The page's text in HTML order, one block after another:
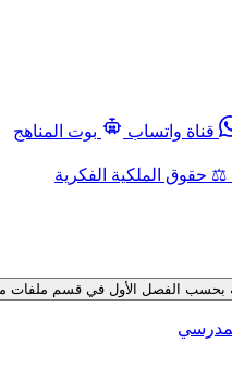
قناة واتساب
بوت المناهج
⚖️ حقوق الملكية الفكرية
الأول في قسم ملفات متنوعة حتى